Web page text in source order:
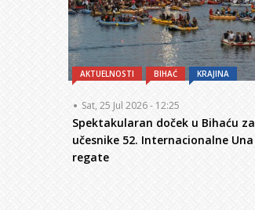
AKTUELNOSTI BIHAĆ KRAJINA
Sat, 25 Jul 2026 - 12:25
Spektakularan doček u Bihaću za
učesnike 52. Internacionalne Una
regate